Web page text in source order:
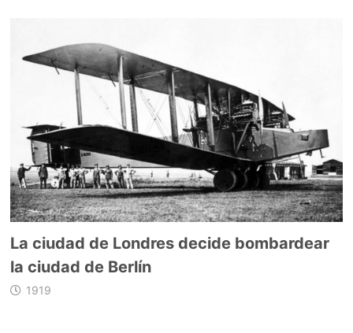
La ciudad de Londres decide bombardear
la ciudad de Berlín
1919